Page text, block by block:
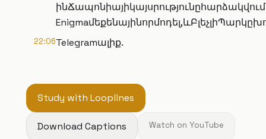
22:06Telegramալիք.
Study with Looplines
Download Captions Watch on YouTube